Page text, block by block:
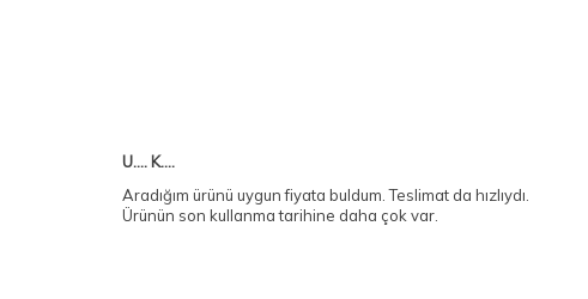
U.... K....
Aradığım ürünü uygun fiyata buldum. Teslimat da hızlıydı.
Ürünün son kullanma tarihine daha çok var.